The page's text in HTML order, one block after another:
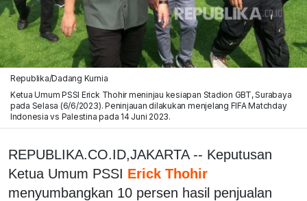
Republika/Dadang Kurnia
Ketua Umum PSSI Erick Thohir meninjau kesiapan Stadion GBT, Surabaya
pada Selasa (6/6/2023). Peninjauan dilakukan menjelang FIFA Matchday
Indonesia vs Palestina pada 14 Juni 2023.
REPUBLIKA.CO.ID,JAKARTA -- Keputusan
Ketua Umum PSSI Erick Thohir
menyumbangkan 10 persen hasil penjualan